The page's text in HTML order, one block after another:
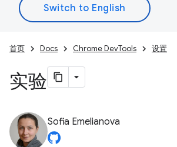
首页 Docs Chrome DevTools 设置
实验
Sofia Emelianova